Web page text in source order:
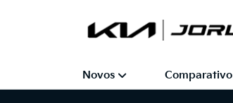
Novos Comparativo